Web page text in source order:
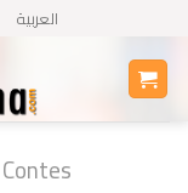
العربية
Contes